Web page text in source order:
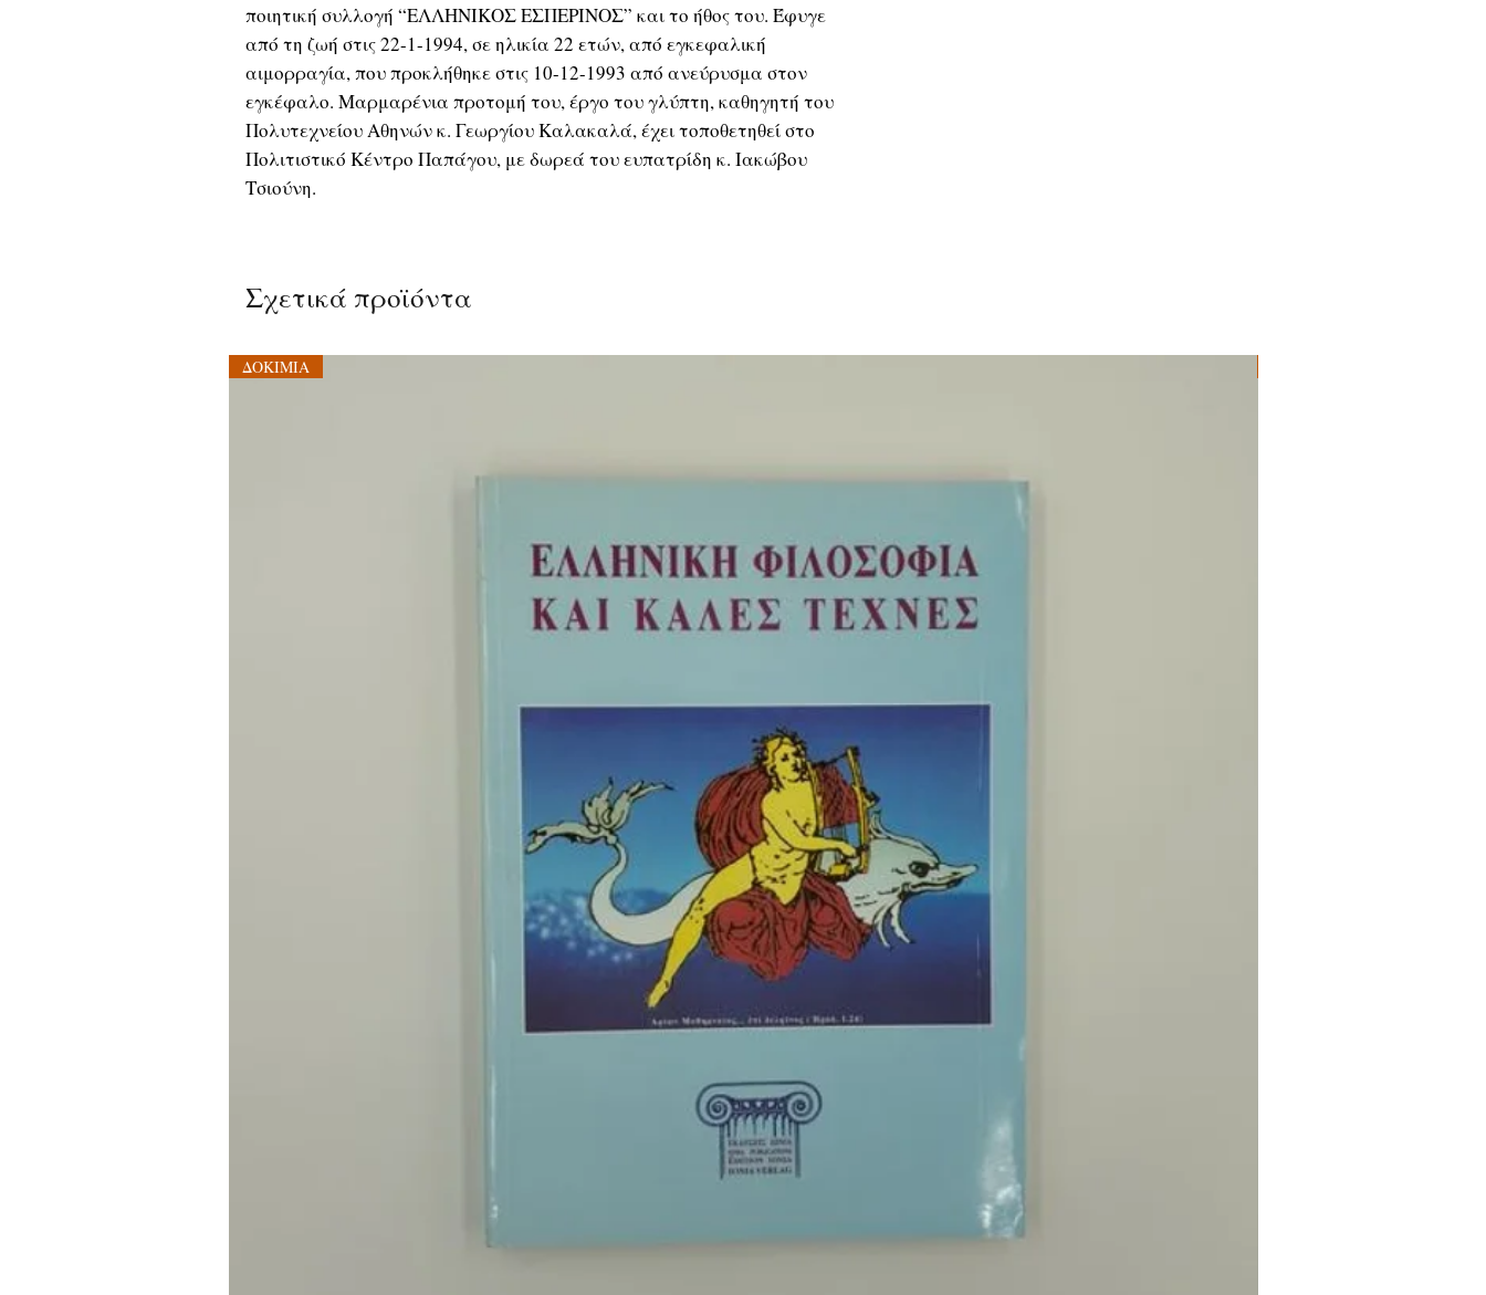
ποιητική συλλογή “ΕΛΛΗΝΙΚΟΣ ΕΣΠΕΡΙΝΟΣ” και το ήθος του. Έφυγε
από τη ζωή στις 22-1-1994, σε ηλικία 22 ετών, από εγκεφαλική
αιμορραγία, που προκλήθηκε στις 10-12-1993 από ανεύρυσμα στον
εγκέφαλο. Μαρμαρένια προτομή του, έργο του γλύπτη, καθηγητή του
Πολυτεχνείου Αθηνών κ. Γεωργίου Καλακαλά, έχει τοποθετηθεί στο
Πολιτιστικό Κέντρο Παπάγου, με δωρεά του ευπατρίδη κ. Ιακώβου
Τσιούνη.
Σχετικά προϊόντα
ΔΟΚΙΜΙΑ